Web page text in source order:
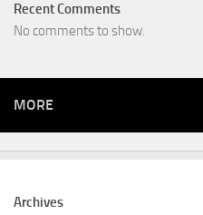
Recent Comments
No comments to show.
MORE
Archives